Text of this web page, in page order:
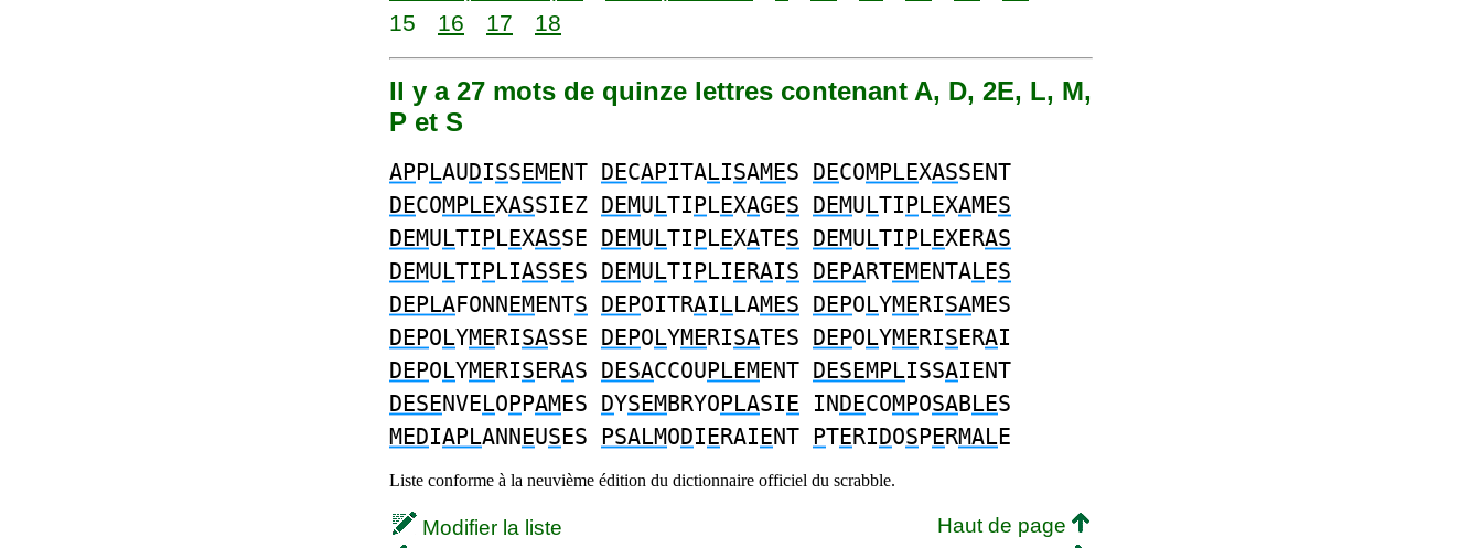
15
16 17 18
Il y a 27 mots de quinze lettres contenant A, D, 2E, L, M,
P et S
APPLAUDISSEMENT DECAPITALISAMES DECOMPLEXASSENT
DECOMPLEXASSIEZ DEMULTIPLEXAGES DEMULTIPLEXAMES
DEMULTIPLEXASSE DEMULTIPLEXATES DEMULTIPLEXERAS
DEMULTIPLIASSES DEMULTIPLIERAIS DEPARTEMENTALES
DEPLAFONNEMENTS DEPOITRAILLAMES DEPOLYMERISAMES
DEPOLYMERISASSE DEPOLYMERISATES DEPOLYMERISERAI
DEPOLYMERISERAS DESACCOUPLEMENT DESEMPLISSAIENT
DESENVELOPPAMES DYSEMBRYOPLASIE INDECOMPOSABLES
MEDIAPLANNEUSES PSALMODIERAIENT PTERIDOSPERMALE
Liste conforme à la neuvième édition du dictionnaire officiel du scrabble.
Modifier la liste
Haut de page